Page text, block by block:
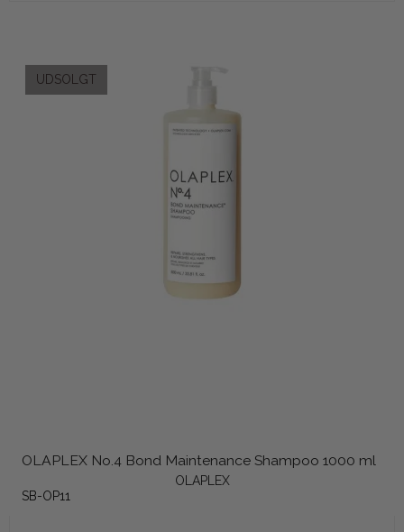
UDSOLGT
OLAPLEX No.4 Bond Maintenance Shampoo 1000 ml
OLAPLEX
SB-OP11